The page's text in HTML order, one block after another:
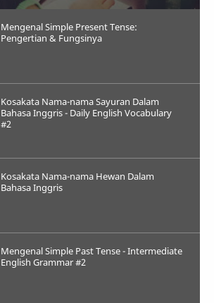
Mengenal Simple Present Tense:
Pengertian & Fungsinya
Kosakata Nama-nama Sayuran Dalam
Bahasa Inggris - Daily English Vocabulary
#2
Kosakata Nama-nama Hewan Dalam
Bahasa Inggris
Mengenal Simple Past Tense - Intermediate
English Grammar #2